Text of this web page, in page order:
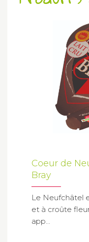
Coeur de
Bray
Le Neufchâtel
et à croûte
app...